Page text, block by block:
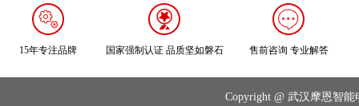
15年专注品牌 国家强制认证 品质坚如磐石 售前咨询 专业解答
Copyright @ 武汉摩恩智